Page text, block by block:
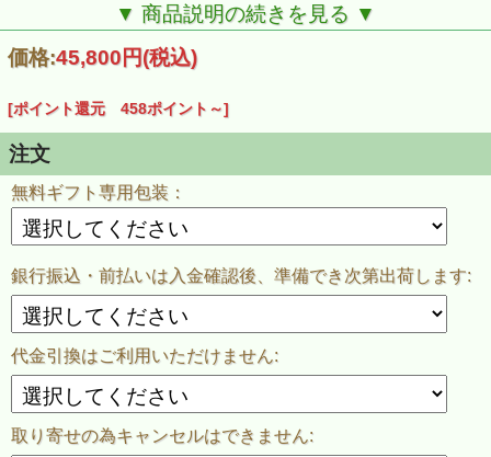
▼ 商品説明の続きを見る ▼
価格:45,800円(税込)
[ポイント還元 458ポイント～]
注文
無料ギフト専用包装：
銀行振込・前払いは入金確認後、準備でき次第出荷します:
代金引換はご利用いただけません:
取り寄せの為キャンセルはできません: